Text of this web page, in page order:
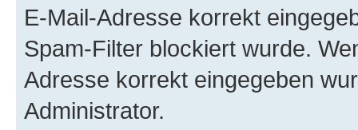
E-Mail-Adresse korrekt
Spam-Filter blockiert wurde.
Adresse korrekt eingegeben
Administrator.